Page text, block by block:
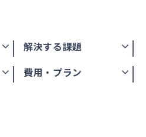
解決する課題
費用・プラン